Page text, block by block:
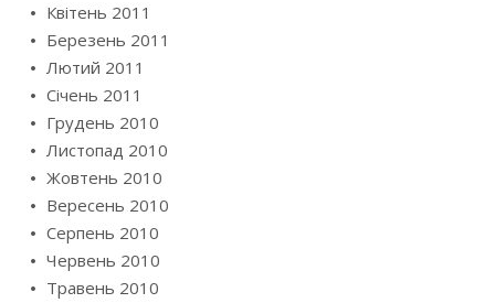
Квітень 2011
Березень 2011
Лютий 2011
Січень 2011
Грудень 2010
Листопад 2010
Жовтень 2010
Вересень 2010
Серпень 2010
Червень 2010
Травень 2010